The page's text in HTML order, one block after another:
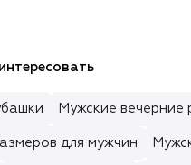
Мужские вечерние
для мужчин